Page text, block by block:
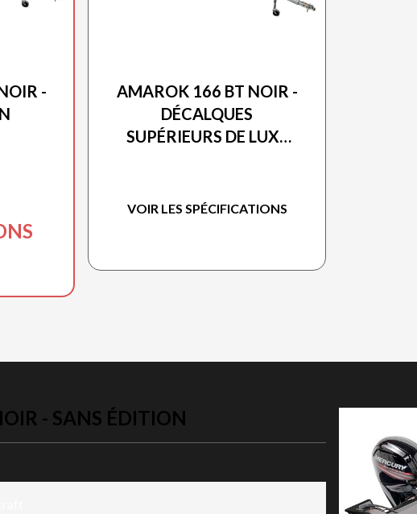
-
AMAROK 166 BT NOIR -
DÉCALQUES
SUPÉRIEURS DE LUXE
VOIR LES SPÉCIFICATIONS
- SANS ÉDITION